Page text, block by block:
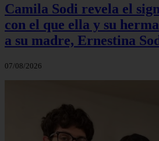
Camila Sodi revela el
con el que ella y su
a su madre, Ernestina
07/08/2026